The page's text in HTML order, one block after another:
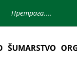
ŠUMARSTVO